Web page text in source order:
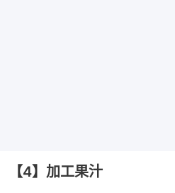
【4】加工果汁